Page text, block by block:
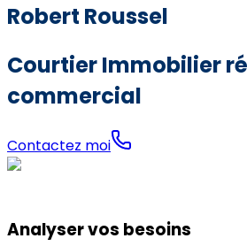
Robert Roussel
Courtier Immobilier
commercial
Contactez moi
Analyser vos besoins